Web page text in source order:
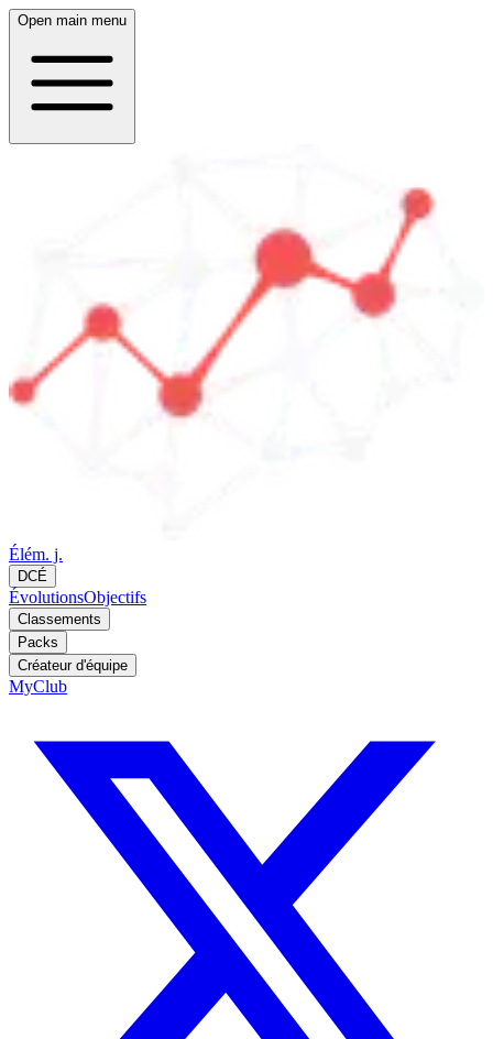
Open main menu
Élém. j.
DCÉ
ÉvolutionsObjectifs
Classements
Packs
Créateur d'équipe
MyClub